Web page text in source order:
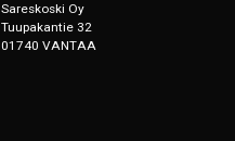
Sareskoski Oy
Tuupakantie 32
01740 VANTAA